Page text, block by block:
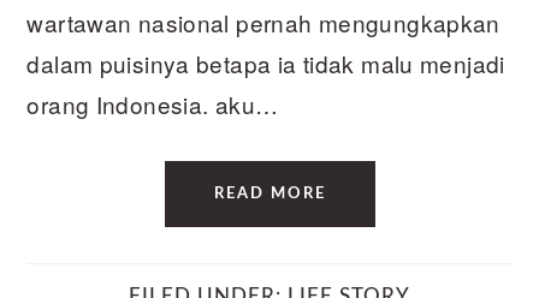
wartawan nasional pernah mengungkapkan
dalam puisinya betapa ia tidak malu menjadi
orang Indonesia. aku…
READ MORE